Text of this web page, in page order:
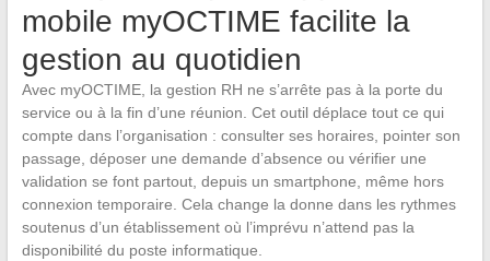
mobile myOCTIME facilite la
gestion au quotidien
Avec myOCTIME, la gestion RH ne s’arrête pas à la porte du
service ou à la fin d’une réunion. Cet outil déplace tout ce qui
compte dans l’organisation : consulter ses horaires, pointer son
passage, déposer une demande d’absence ou vérifier une
validation se font partout, depuis un smartphone, même hors
connexion temporaire. Cela change la donne dans les rythmes
soutenus d’un établissement où l’imprévu n’attend pas la
disponibilité du poste informatique.